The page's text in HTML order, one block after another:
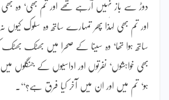
دوڑ سے باز نہیں آرہے تھے اور تم بھی‘ وہ بھی
اور تم بھی لہٰذا پھر تمہارے ساتھ وہ سلوک کیوں
ساتھ ہوا تھا‘ وہ سینا کے صحرا میں بھٹک بھٹک
بھی خواہشوں‘ نفرتوں اور اداسیوں کے جنگلوں
ہو‘ تم میں اور ان میں آخر کیا فرق ہے؟‘‘۔